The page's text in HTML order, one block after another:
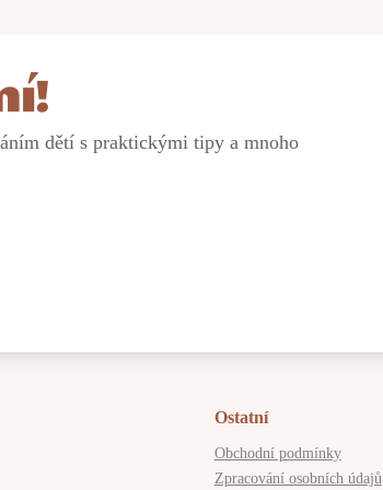
dětí s praktickými tipy a mnoho
Ostatní
Obchodní podmínky
Zpracování osobních údajů